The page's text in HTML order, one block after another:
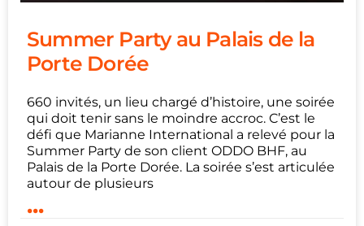
Summer Party au Palais de la
Porte Dorée
660 invités, un lieu chargé d’histoire, une soirée
qui doit tenir sans le moindre accroc. C’est le
défi que Marianne International a relevé pour la
Summer Party de son client ODDO BHF, au
Palais de la Porte Dorée. La soirée s’est articulée
autour de plusieurs
...